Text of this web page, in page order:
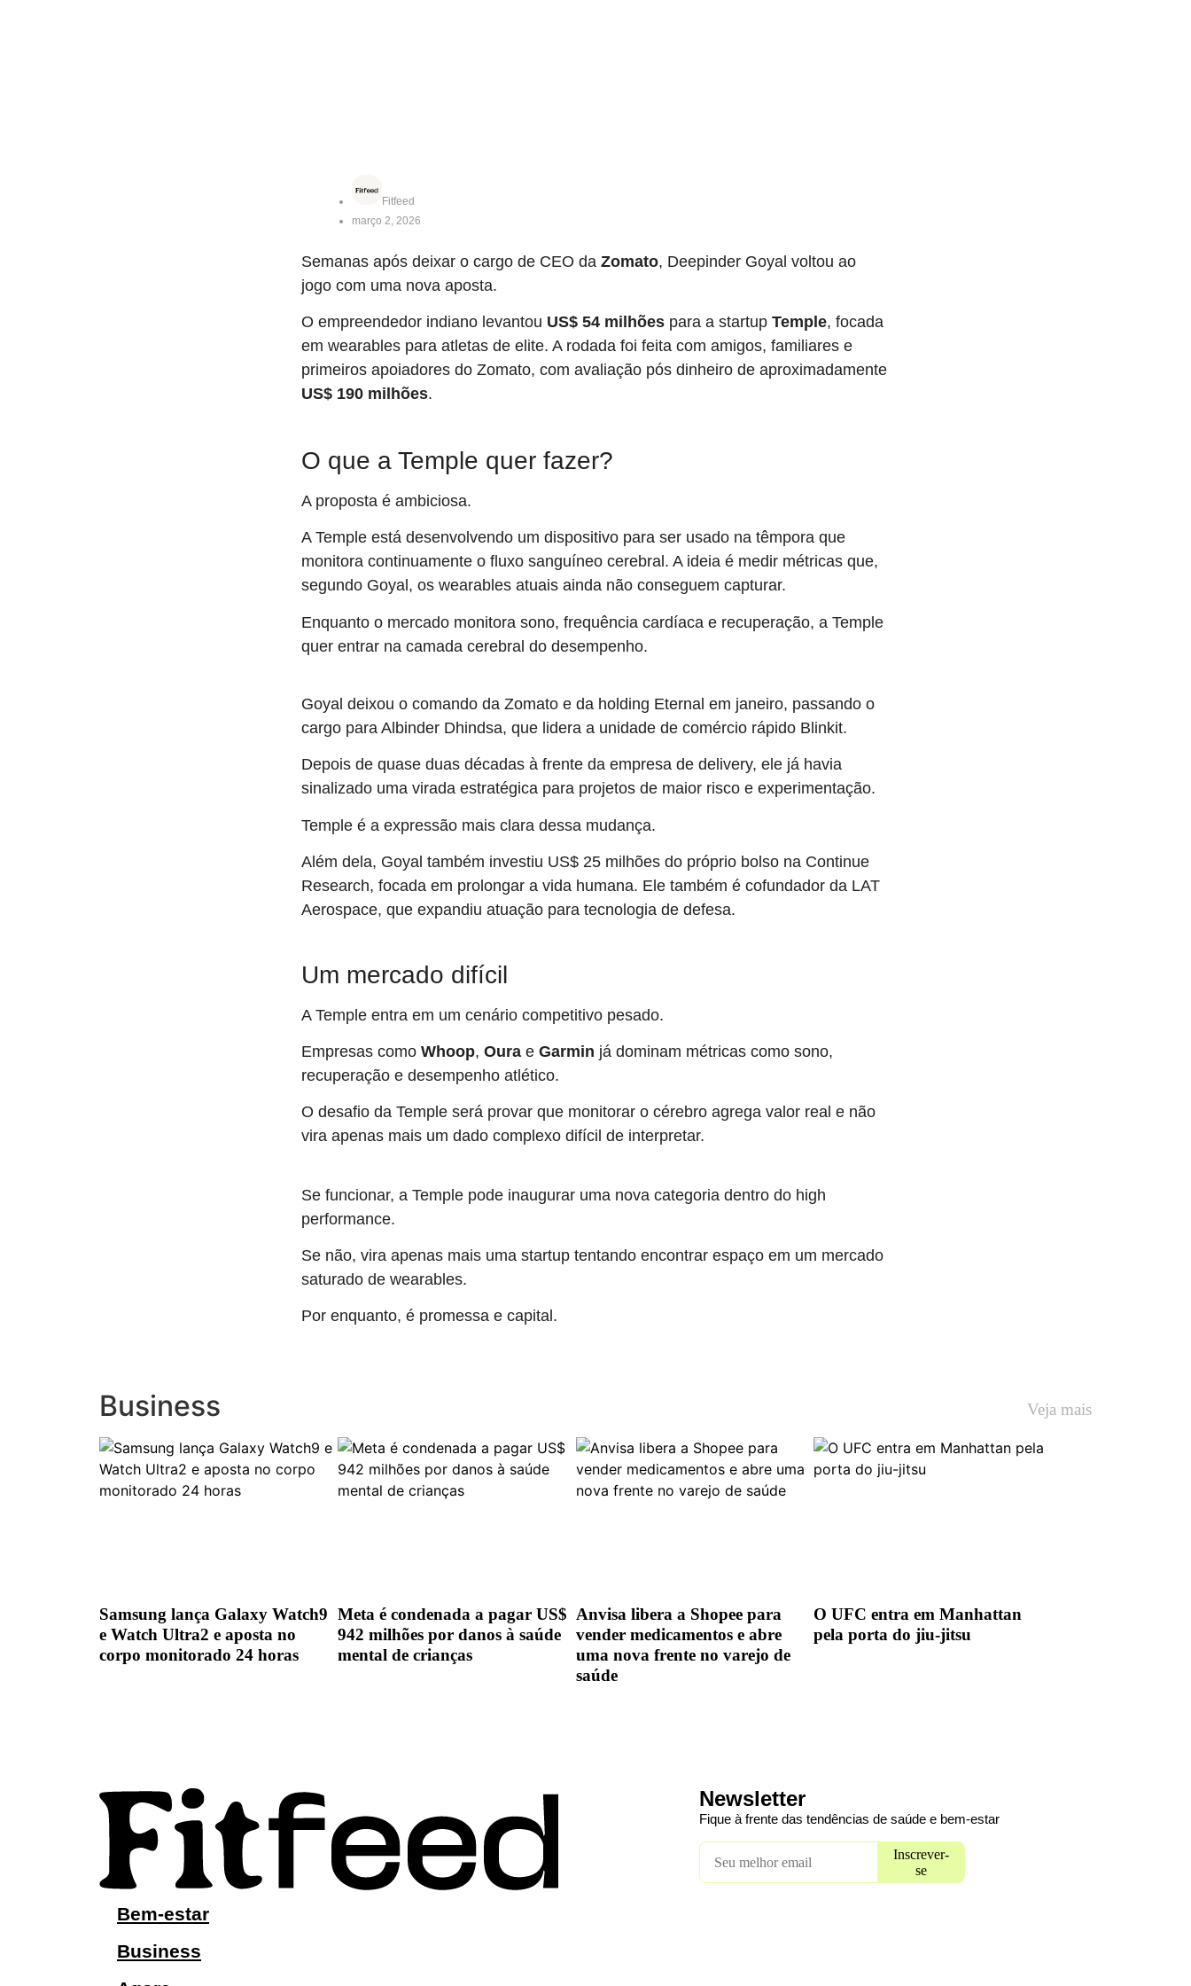
Fitfeed
março 2, 2026
Semanas após deixar o cargo de CEO da Zomato, Deepinder Goyal voltou ao
jogo com uma nova aposta.
O empreendedor indiano levantou US$ 54 milhões para a startup Temple, focada
em wearables para atletas de elite. A rodada foi feita com amigos, familiares e
primeiros apoiadores do Zomato, com avaliação pós dinheiro de aproximadamente
US$ 190 milhões.
O que a Temple quer fazer?
A proposta é ambiciosa.
A Temple está desenvolvendo um dispositivo para ser usado na têmpora que
monitora continuamente o fluxo sanguíneo cerebral. A ideia é medir métricas que,
segundo Goyal, os wearables atuais ainda não conseguem capturar.
Enquanto o mercado monitora sono, frequência cardíaca e recuperação, a Temple
quer entrar na camada cerebral do desempenho.
Goyal deixou o comando da Zomato e da holding Eternal em janeiro, passando o
cargo para Albinder Dhindsa, que lidera a unidade de comércio rápido Blinkit.
Depois de quase duas décadas à frente da empresa de delivery, ele já havia
sinalizado uma virada estratégica para projetos de maior risco e experimentação.
Temple é a expressão mais clara dessa mudança.
Além dela, Goyal também investiu US$ 25 milhões do próprio bolso na Continue
Research, focada em prolongar a vida humana. Ele também é cofundador da LAT
Aerospace, que expandiu atuação para tecnologia de defesa.
Um mercado difícil
A Temple entra em um cenário competitivo pesado.
Empresas como Whoop, Oura e Garmin já dominam métricas como sono,
recuperação e desempenho atlético.
O desafio da Temple será provar que monitorar o cérebro agrega valor real e não
vira apenas mais um dado complexo difícil de interpretar.
Se funcionar, a Temple pode inaugurar uma nova categoria dentro do high
performance.
Se não, vira apenas mais uma startup tentando encontrar espaço em um mercado
saturado de wearables.
Por enquanto, é promessa e capital.
Business Veja mais
Samsung lança Galaxy Watch9
e Watch Ultra2 e aposta no
corpo monitorado 24 horas
Meta é condenada a pagar US$
942 milhões por danos à saúde
mental de crianças
Anvisa libera a Shopee para
vender medicamentos e abre
uma nova frente no varejo de
saúde
O UFC entra em Manhattan
pela porta do jiu-jitsu
Bem-estar
Business
Newsletter
Fique à frente das tendências de saúde e bem-estar